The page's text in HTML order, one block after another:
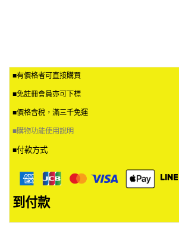
■有價格者可直接購買
■免註冊會員亦可下標
■價格含稅，滿三千免運
■購物功能使用說明
■付款方式
到付款